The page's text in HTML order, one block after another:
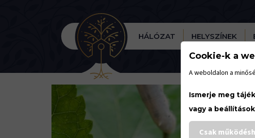
HÁLÓZAT HELYSZÍNEK
Cookie-k a
A weboldalon a
Ismerje meg
vagy a
Csak